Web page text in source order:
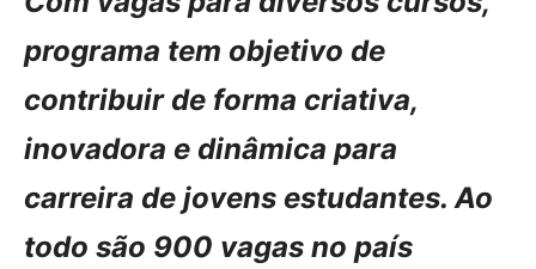
programa tem objetivo de
contribuir de forma criativa,
inovadora e dinâmica para
carreira de jovens estudantes. Ao
todo são 900 vagas no país